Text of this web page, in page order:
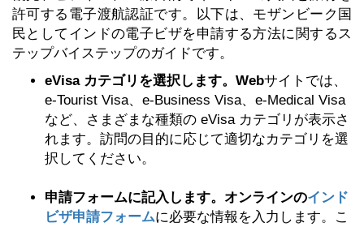
許可する電子渡航認証です。以下は、モザンビーク国
民としてインドの電子ビザを申請する方法に関するス
テップバイステップのガイドです。
eVisa カテゴリを選択します。Webサイトでは、
e-Tourist Visa、e-Business Visa、e-Medical Visa
など、さまざまな種類の eVisa カテゴリが表示さ
れます。訪問の目的に応じて適切なカテゴリを選
択してください。
申請フォームに記入します。オンラインのインド
ビザ申請フォームに必要な情報を入力します。こ